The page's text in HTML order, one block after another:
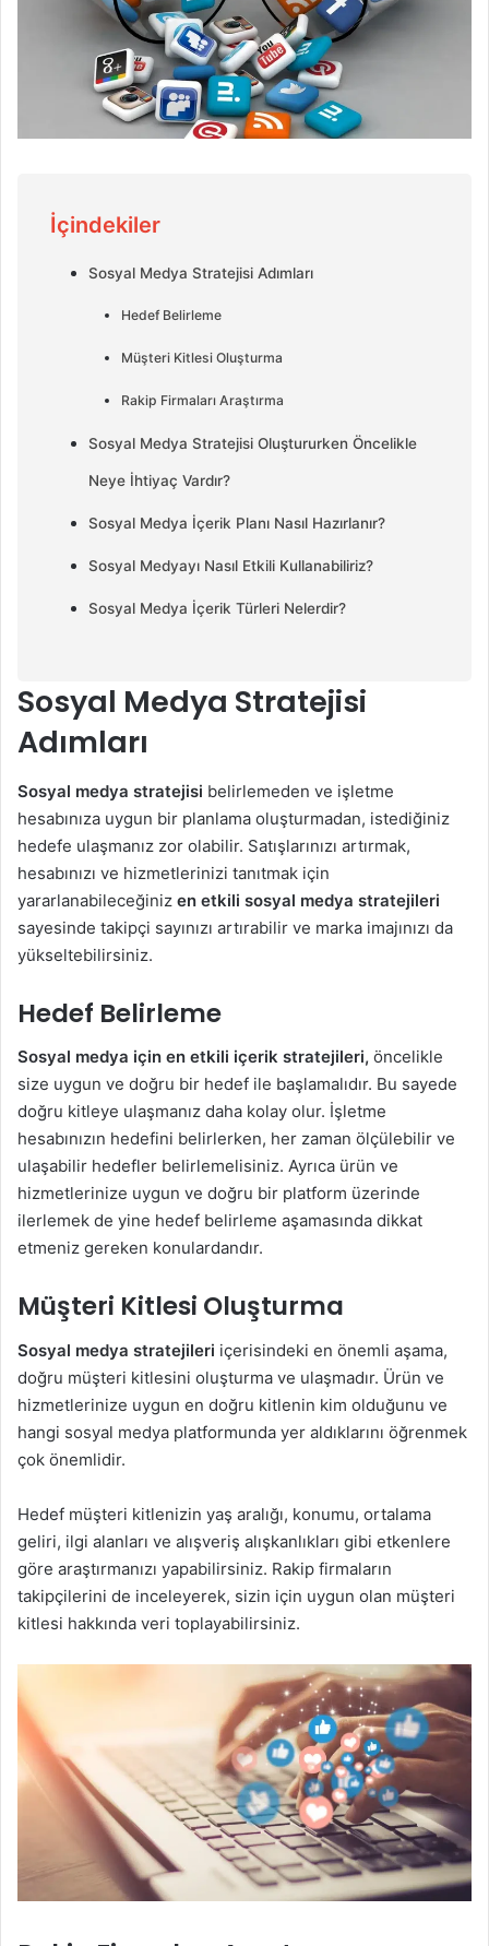
İçindekiler
Sosyal Medya Stratejisi Adımları
Hedef Belirleme
Müşteri Kitlesi Oluşturma
Rakip Firmaları Araştırma
Sosyal Medya Stratejisi Oluştururken Öncelikle
Neye İhtiyaç Vardır?
Sosyal Medya İçerik Planı Nasıl Hazırlanır?
Sosyal Medyayı Nasıl Etkili Kullanabiliriz?
Sosyal Medya İçerik Türleri Nelerdir?
Sosyal Medya Stratejisi
Adımları
Sosyal medya stratejisi belirlemeden ve işletme
hesabınıza uygun bir planlama oluşturmadan, istediğiniz
hedefe ulaşmanız zor olabilir. Satışlarınızı artırmak,
hesabınızı ve hizmetlerinizi tanıtmak için
yararlanabileceğiniz en etkili sosyal medya stratejileri
sayesinde takipçi sayınızı artırabilir ve marka imajınızı da
yükseltebilirsiniz.
Hedef Belirleme
Sosyal medya için en etkili içerik stratejileri, öncelikle
size uygun ve doğru bir hedef ile başlamalıdır. Bu sayede
doğru kitleye ulaşmanız daha kolay olur. İşletme
hesabınızın hedefini belirlerken, her zaman ölçülebilir ve
ulaşabilir hedefler belirlemelisiniz. Ayrıca ürün ve
hizmetlerinize uygun ve doğru bir platform üzerinde
ilerlemek de yine hedef belirleme aşamasında dikkat
etmeniz gereken konulardandır.
Müşteri Kitlesi Oluşturma
Sosyal medya stratejileri içerisindeki en önemli aşama,
doğru müşteri kitlesini oluşturma ve ulaşmadır. Ürün ve
hizmetlerinize uygun en doğru kitlenin kim olduğunu ve
hangi sosyal medya platformunda yer aldıklarını öğrenmek
çok önemlidir.
Hedef müşteri kitlenizin yaş aralığı, konumu, ortalama
geliri, ilgi alanları ve alışveriş alışkanlıkları gibi etkenlere
göre araştırmanızı yapabilirsiniz. Rakip firmaların
takipçilerini de inceleyerek, sizin için uygun olan müşteri
kitlesi hakkında veri toplayabilirsiniz.